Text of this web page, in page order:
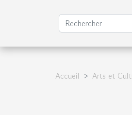
Accueil Arts et